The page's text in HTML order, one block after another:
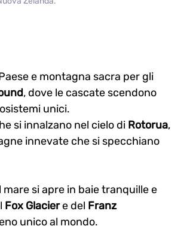
e montagna sacra per gli
, dove le cascate scendono
unici.
si innalzano nel cielo di Rotorua,
innevate che si specchiano
mare si apre in baie tranquille e
Fox Glacier e del Franz
unico al mondo.